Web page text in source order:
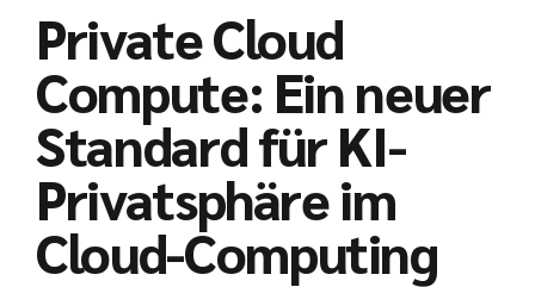
Private Cloud
Compute: Ein neuer
Standard für KI-
Privatsphäre im
Cloud-Computing